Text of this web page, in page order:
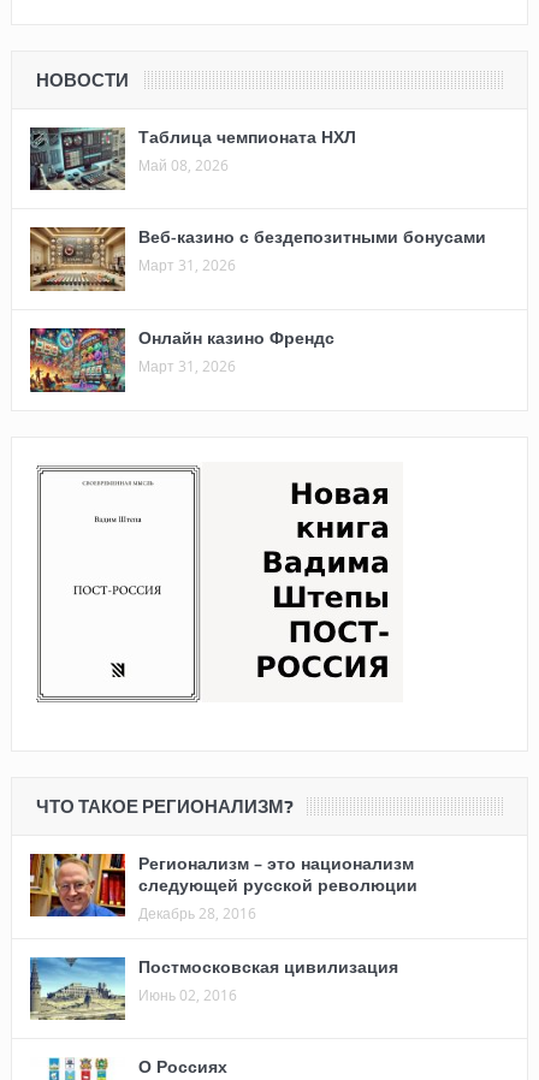
НОВОСТИ
Таблица чемпионата НХЛ
Май 08, 2026
Веб-казино с бездепозитными бонусами
Март 31, 2026
Онлайн казино Френдс
Март 31, 2026
ЧТО ТАКОЕ РЕГИОНАЛИЗМ?
Регионализм – это национализм
следующей русской революции
Декабрь 28, 2016
Постмосковская цивилизация
Июнь 02, 2016
О Россиях